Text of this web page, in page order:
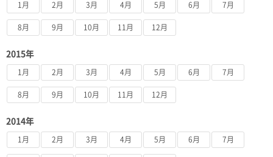
1月 2月 3月 4月 5月 6月 7月
8月 9月 10月 11月 12月
2015年
1月 2月 3月 4月 5月 6月 7月
8月 9月 10月 11月 12月
2014年
1月 2月 3月 4月 5月 6月 7月